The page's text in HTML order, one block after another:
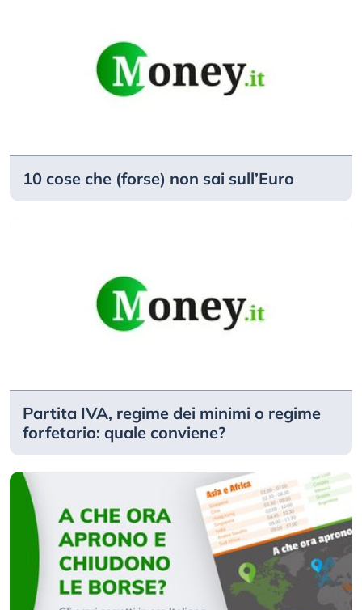
10 cose che (forse) non sai sull’Euro
Partita IVA, regime dei minimi o regime
forfetario: quale conviene?